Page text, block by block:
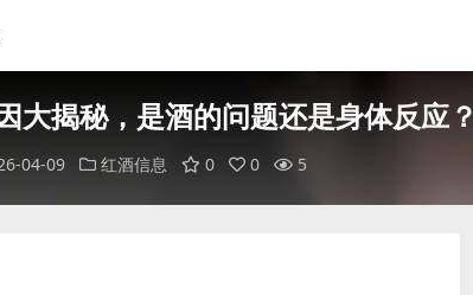
大揭秘，是酒的问题还是身体反应？
04-09 红酒信息 0 0 5